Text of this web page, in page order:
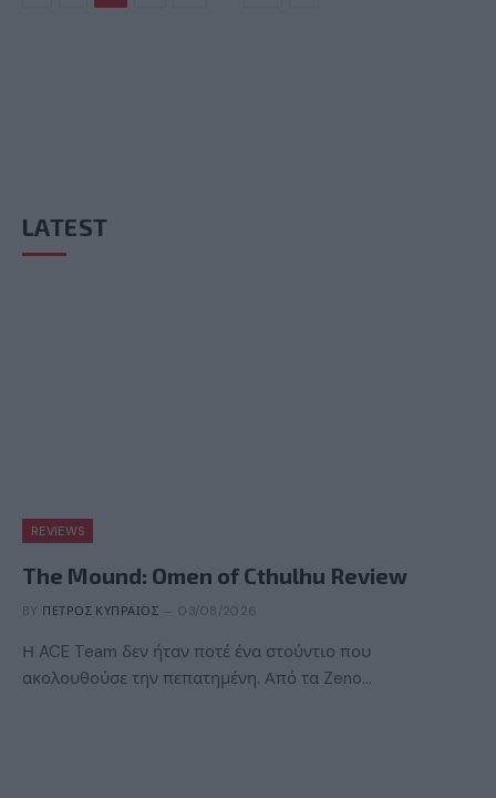
LATEST
REVIEWS
The Mound: Omen of Cthulhu Review
BY ΠΈΤΡΟΣ ΚΥΠΡΑΊΟΣ 03/08/2026
Η ACE Team δεν ήταν ποτέ ένα στούντιο που
ακολουθούσε την πεπατημένη. Από τα Zeno…